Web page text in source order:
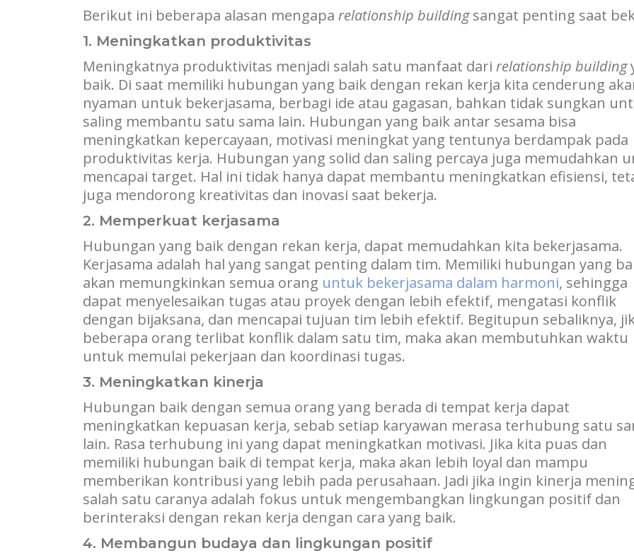
Berikut ini beberapa alasan mengapa relationship buildingsangat penting saat
1. Meningkatkan produktivitas
Meningkatnya produktivitas menjadi salah satu manfaat dari relationship building
baik. Di saat memiliki hubungan yang baik dengan rekan kerja kita cenderung
nyaman untuk bekerjasama, berbagi ide atau gagasan, bahkan tidak sungkan
saling membantu satu sama lain. Hubungan yang baik antar sesama bisa
meningkatkan kepercayaan, motivasi meningkat yang tentunya berdampak pada
produktivitas kerja. Hubungan yang solid dan saling percaya juga memudahkan
mencapai target. Hal ini tidak hanya dapat membantu meningkatkan efisiensi,
juga mendorong kreativitas dan inovasi saat bekerja.
2. Memperkuat kerjasama
Hubungan yang baik dengan rekan kerja, dapat memudahkan kita bekerjasama.
Kerjasama adalah hal yang sangat penting dalam tim. Memiliki hubungan yang
akan memungkinkan semua orang untuk bekerjasama dalam harmoni, sehingga
dapat menyelesaikan tugas atau proyek dengan lebih efektif, mengatasi konflik
dengan bijaksana, dan mencapai tujuan tim lebih efektif. Begitupun sebaliknya,
beberapa orang terlibat konflik dalam satu tim, maka akan membutuhkan waktu
untuk memulai pekerjaan dan koordinasi tugas.
3. Meningkatkan kinerja
Hubungan baik dengan semua orang yang berada di tempat kerja dapat
meningkatkan kepuasan kerja, sebab setiap karyawan merasa terhubung satu
lain. Rasa terhubung ini yang dapat meningkatkan motivasi. Jika kita puas dan
memiliki hubungan baik di tempat kerja, maka akan lebih loyal dan mampu
memberikan kontribusi yang lebih pada perusahaan. Jadi jika ingin kinerja
salah satu caranya adalah fokus untuk mengembangkan lingkungan positif dan
berinteraksi dengan rekan kerja dengan cara yang baik.
4. Membangun budaya dan lingkungan positif